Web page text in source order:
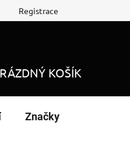
Registrace
KOŠÍK
Značky